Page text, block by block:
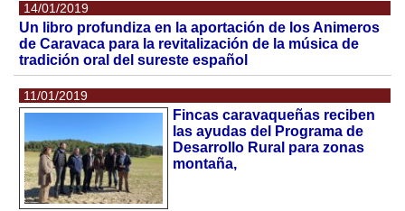
14/01/2019
Un libro profundiza en la aportación de los Animeros
de Caravaca para la revitalización de la música de
tradición oral del sureste español
11/01/2019
Fincas caravaqueñas reciben
las ayudas del Programa de
Desarrollo Rural para zonas
montaña,